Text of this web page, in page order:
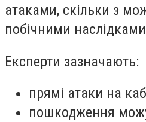
атаками, скільки з
побічними
Експерти зазначають:
прямі атаки на
пошкодження